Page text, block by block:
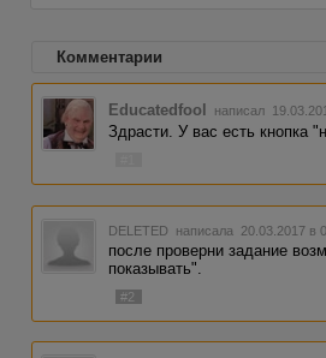
Комментарии
Educatedfool написал
Здрасти. У вас есть кнопка
DELETED написала 20.03.2017 в
после проверни задание
показывать".
#2